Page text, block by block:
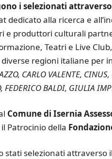
i selezionati
dedicato alla ricerca e
e produttori culturali
Teatri e Live
regioni italiane per
CARLO VALENTE,
BALDI, GIULIA
Comune di Isernia
Patrocinio della
stati selezionati attraverso